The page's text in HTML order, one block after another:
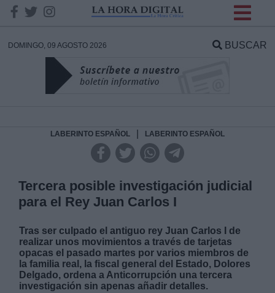
DOMINGO, 09 AGOSTO 2026 BUSCAR
LABERINTO ESPAÑOL LABERINTO ESPAÑOL
Tercera posible investigación judicial
para el Rey Juan Carlos I
Tras ser culpado el antiguo rey Juan Carlos I de
realizar unos movimientos a través de tarjetas
opacas el pasado martes por varios miembros de
la familia real, la fiscal general del Estado, Dolores
Delgado, ordena a Anticorrupción una tercera
investigación sin apenas añadir detalles.
DATOS
Responsable:
Destinatarios: